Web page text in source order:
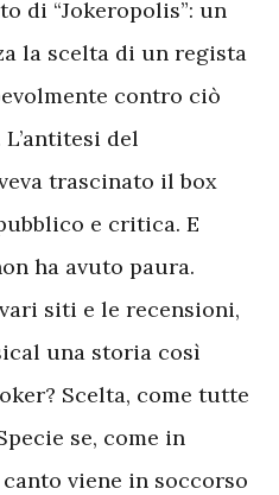
di “Jokeropolis”: un
la scelta di un regista
contro ciò
del
trascinato il box
e critica. E
ha avuto paura.
siti e le recensioni,
una storia così
Scelta, come tutte
se, come in
viene in soccorso